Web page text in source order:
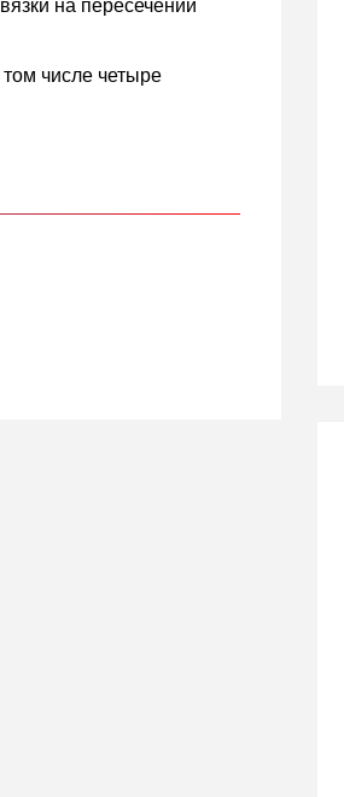
на пересечении
том числе четыре